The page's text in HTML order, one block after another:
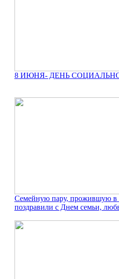
8 ИЮНЯ- ДЕНЬ
Семейную пару, прожившую в
поздравили с Днем семьи,